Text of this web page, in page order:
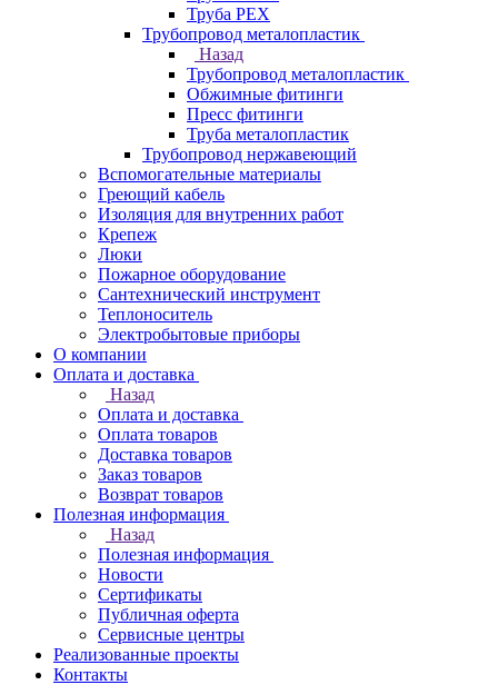
Труба PEX
Трубопровод металопластик
Назад
Трубопровод металопластик
Обжимные фитинги
Пресс фитинги
Труба металопластик
Трубопровод нержавеющий
Вспомогательные материалы
Греющий кабель
Изоляция для внутренних работ
Крепеж
Люки
Пожарное оборудование
Сантехнический инструмент
Теплоноситель
Электробытовые приборы
О компании
Оплата и доставка
Назад
Оплата и доставка
Оплата товаров
Доставка товаров
Заказ товаров
Возврат товаров
Полезная информация
Назад
Полезная информация
Новости
Сертификаты
Публичная оферта
Сервисные центры
Реализованные проекты
Контакты